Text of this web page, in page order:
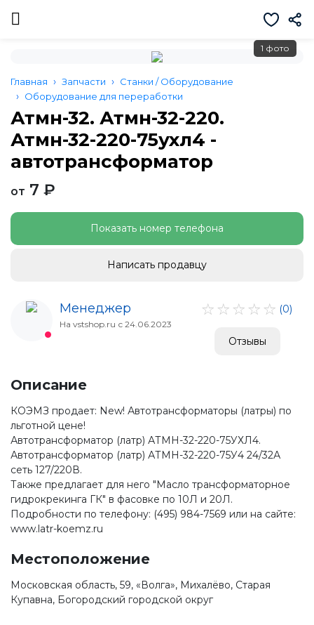
1 фото
Главная Запчасти
Станки / Оборудование
Оборудование для переработки
Атмн-32. Атмн-32-220.
Атмн-32-220-75ухл4 -
автотрансформатор
от 7 ₽
Показать номер телефона
Написать продавцу
Менеджер
На vstshop.ru с 24.06.2023
(0)
Отзывы
Описание
КОЭМЗ продает: New! Автотрансформаторы (латры) по
льготной цене!
Автотрансформатор (латр) АТМН-32-220-75УХЛ4.
Автотрансформатор (латр) АТМН-32-220-75У4 24/32А
сеть 127/220В.
Также предлагает для него "Масло трансформаторное
гидрокрекинга ГК" в фасовке по 10Л и 20Л.
Подробности по телефону: (495) 984-7569 или на сайте:
www.latr-koemz.ru
Местоположение
Московская область, 59, «Волга», Михалёво, Старая
Купавна, Богородский городской округ